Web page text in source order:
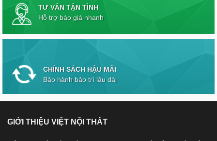
TƯ VẤN TẬN TÌNH
Hỗ trợ báo giá nhanh
CHÍNH SÁCH HẬU MÃI
Bảo hành bảo trì lâu dài
GIỚI THIỆU VIỆT NỘI THẤT